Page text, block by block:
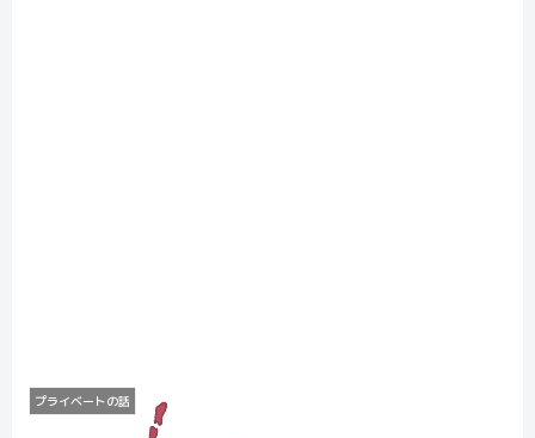
プライベートの話